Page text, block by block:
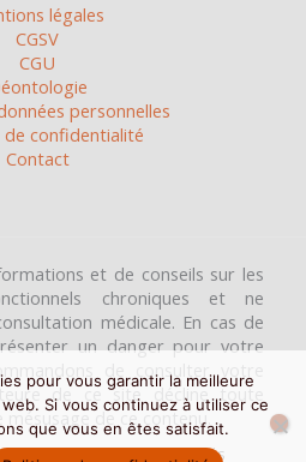
légales
CGSV
CGU
personnelles
de confidentialité
Contact
et de conseils sur les
chroniques et ne
médicale. En cas de
un danger pour votre
de consulter votre
de ce site décline toute
de ce contenu.
| Tous droits réservés
pour vous garantir la meilleure
Si vous continuez à utiliser ce
que vous en êtes satisfait.